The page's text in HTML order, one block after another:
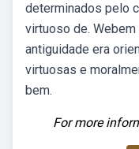
determinados pelo
virtuoso de.
antiguidade era
virtuosas e
bem.
For more